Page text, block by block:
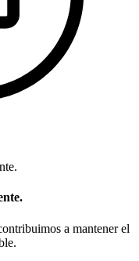
a mantener el